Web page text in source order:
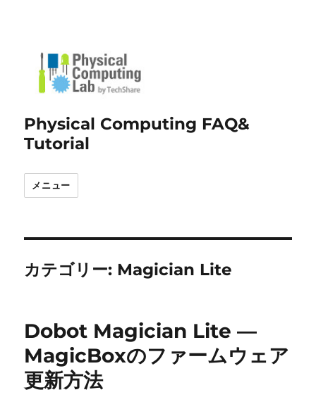
Physical Computing FAQ&
Tutorial
メニュー
カテゴリー: Magician Lite
Dobot Magician Lite ―
MagicBoxのファームウェア
更新方法